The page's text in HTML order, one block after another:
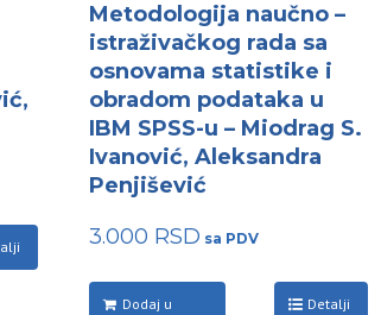
Metodologija naučno –
istraživačkog rada sa
osnovama statistike i
obradom podataka u
IBM SPSS-u – Miodrag S.
Ivanović, Aleksandra
Penjišević
3.000 RSD
Dodaj u
Detalji